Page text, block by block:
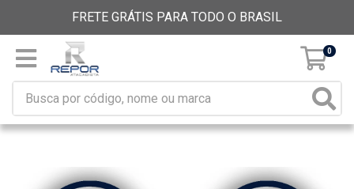
FRETE GRÁTIS PARA TODO O BRASIL
0